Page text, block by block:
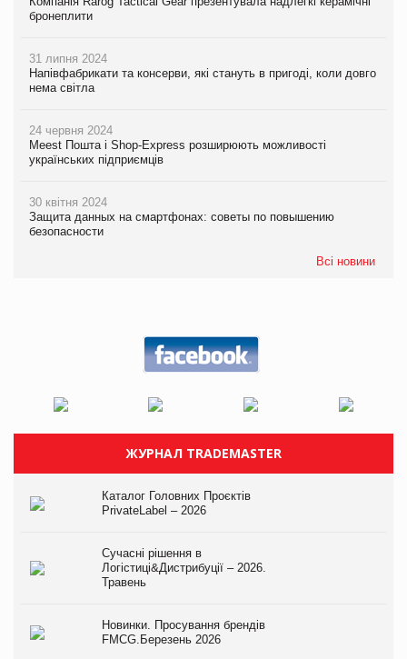
бронеплити
31 липня 2024
Напівфабрикати та консерви, які стануть в пригоді, коли довго
нема світла
24 червня 2024
Meest Пошта і Shop-Express розширюють можливості
українських підприємців
30 квітня 2024
Защита данных на смартфонах: советы по повышению
безопасности
Всі новини
ЖУРНАЛ TRADEMASTER
Каталог Головних Проєктів
PrivateLabel – 2026
Сучасні рішення в
Логістиці&Дистрибуції – 2026.
Травень
Новинки. Просування брендів
FMCG.Березень 2026